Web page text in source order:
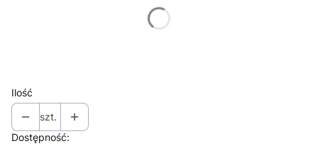
Ilość
szt.
Dostępność: